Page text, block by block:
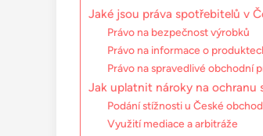
Jaké jsou práva spotřebitelů v
Právo na bezpečnost výrobků
Právo na informace o
Právo na spravedlivé obchodní
Jak uplatnit nároky na ochranu
Podání stížnosti u České
Využití mediace a arbitráže